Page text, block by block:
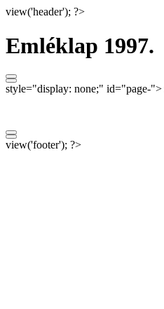
view('header'); ?>
Emléklap 1997.
style="display: none;" id="page-">
view('footer'); ?>